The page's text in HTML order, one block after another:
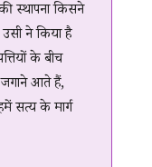
स्थापना किसने
ने किया है
के बीच
आते हैं,
सत्य के मार्ग